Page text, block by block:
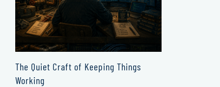
The Quiet Craft of Keeping Things
Working